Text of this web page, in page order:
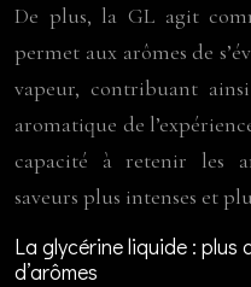
De plus, la GL agit
permet aux arômes de
vapeur, contribuant
aromatique de
capacité à retenir les
saveurs plus intenses et
La glycérine liquide : plus
d’arômes